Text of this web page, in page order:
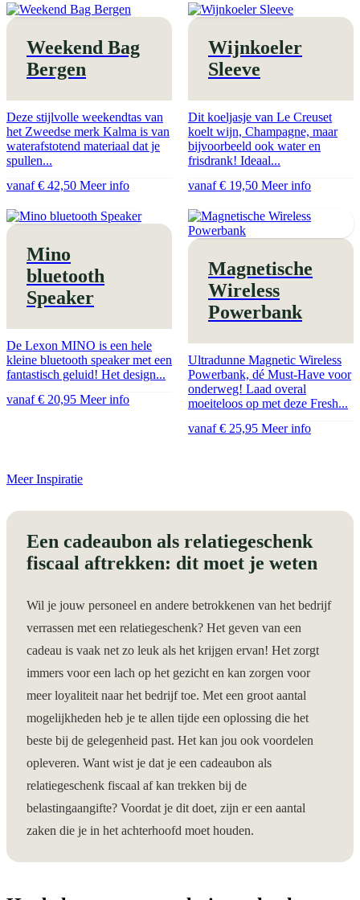
Weekend Bag
Bergen
Deze stijlvolle weekendtas van
het Zweedse merk Kalma is van
waterafstotend materiaal dat je
spullen...
vanaf € 42,50 Meer info
Wijnkoeler
Sleeve
Dit koeljasje van Le Creuset
koelt wijn, Champagne, maar
bijvoorbeeld ook water en
frisdrank! Ideaal...
vanaf € 19,50 Meer info
Mino
bluetooth
Speaker
De Lexon MINO is een hele
kleine bluetooth speaker met een
fantastisch geluid! Het design...
vanaf € 20,95 Meer info
Magnetische
Wireless
Powerbank
Ultradunne Magnetic Wireless
Powerbank, dé Must-Have voor
onderweg! Laad overal
moeiteloos op met deze Fresh...
vanaf € 25,95 Meer info
Meer Inspiratie
Een cadeaubon als relatiegeschenk
fiscaal aftrekken: dit moet je weten
Wil je jouw personeel en andere betrokkenen van het bedrijf
verrassen met een relatiegeschenk? Het geven van een
cadeau is vaak net zo leuk als het krijgen ervan! Het zorgt
immers voor een lach op het gezicht en kan zorgen voor
meer loyaliteit naar het bedrijf toe. Met een groot aantal
mogelijkheden heb je te allen tijde een oplossing die het
beste bij de gelegenheid past. Het kan jou ook voordelen
opleveren. Want wist je dat je een cadeaubon als
relatiegeschenk fiscaal af kan trekken bij de
belastingaangifte? Voordat je dit doet, zijn er een aantal
zaken die je in het achterhoofd moet houden.